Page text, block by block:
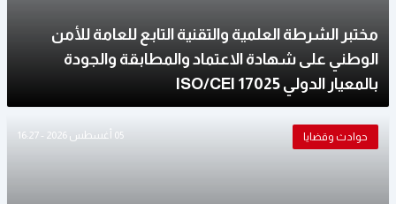
مختبر الشرطة العلمية والتقنية التابع للعامة للأمن
الوطني على شهادة الاعتماد والمطابقة والجودة
بالمعيار الدولي ISO/CEI 17025
حوادث وقضايا 05 أغسطس 2026 - 16:27